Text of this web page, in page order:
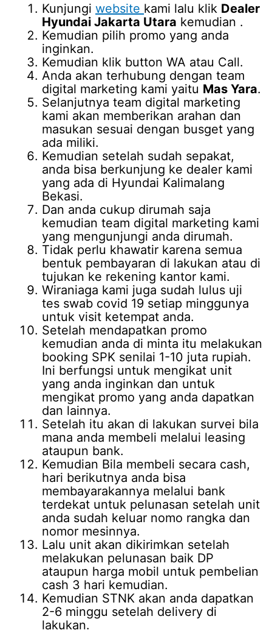
Kunjungiwebsite kami lalu klik Dealer
Hyundai Jakarta Utara kemudian .
Kemudian pilih promo yang anda
inginkan.
Kemudian klik button WA atau Call.
Anda akan terhubung dengan team
digital marketing kami yaitu Mas Yara.
Selanjutnya team digital marketing
kami akan memberikan arahan dan
masukan sesuai dengan busget yang
ada miliki.
Kemudian setelah sudah sepakat,
anda bisa berkunjung ke dealer kami
yang ada di Hyundai Kalimalang
Bekasi.
Dan anda cukup dirumah saja
kemudian team digital marketing kami
yang mengunjungi anda dirumah.
Tidak perlu khawatir karena semua
bentuk pembayaran di lakukan atau di
tujukan ke rekening kantor kami.
Wiraniaga kami juga sudah lulus uji
tes swab covid 19 setiap minggunya
untuk visit ketempat anda.
Setelah mendapatkan promo
kemudian anda di minta itu melakukan
booking SPK senilai 1-10 juta rupiah.
Ini berfungsi untuk mengikat unit
yang anda inginkan dan untuk
mengikat promo yang anda dapatkan
dan lainnya.
Setelah itu akan di lakukan survei bila
mana anda membeli melalui leasing
ataupun bank.
Kemudian Bila membeli secara cash,
hari berikutnya anda bisa
membayarakannya melalui bank
terdekat untuk pelunasan setelah unit
anda sudah keluar nomo rangka dan
nomor mesinnya.
Lalu unit akan dikirimkan setelah
melakukan pelunasan baik DP
ataupun harga mobil untuk pembelian
cash 3 hari kemudian.
Kemudian STNK akan anda dapatkan
2-6 minggu setelah delivery di
lakukan.